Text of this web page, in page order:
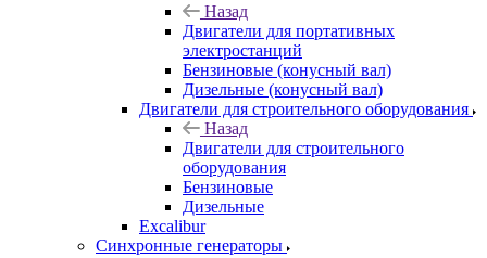
Назад
Двигатели для портативных
электростанций
Бензиновые (конусный вал)
Дизельные (конусный вал)
Двигатели для строительного оборудования
Назад
Двигатели для строительного
оборудования
Бензиновые
Дизельные
Excalibur
Синхронные генераторы